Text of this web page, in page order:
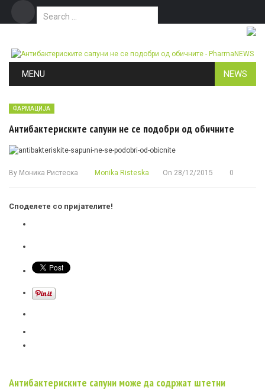
Search for:
MENU NEWS
ФАРМАЦИЈА
Антибактериските сапуни не се подобри од обичните
By Моника Ристеска Monika Risteska On 28/12/2015 0
Споделете со пријателите!
Антибактериските сапуни може да содржат штетни